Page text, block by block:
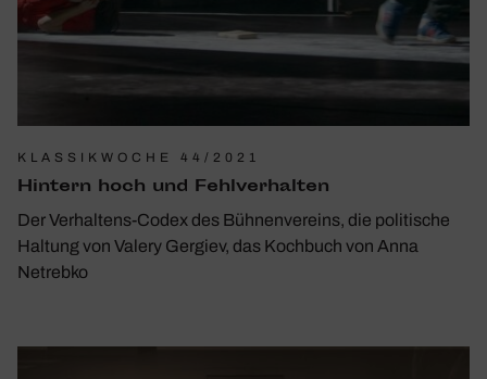
KLASSIKWOCHE 44/2021
Hintern hoch und Fehl­ver­halten
Der Verhaltens-Codex des Bühnenvereins, die politische
Haltung von Valery Gergiev, das Kochbuch von Anna
Netrebko